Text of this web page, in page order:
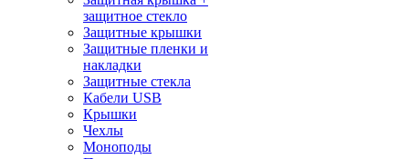
защитное стекло
Защитные крышки
Защитные пленки и
накладки
Защитные стекла
Кабели USB
Крышки
Чехлы
Моноподы